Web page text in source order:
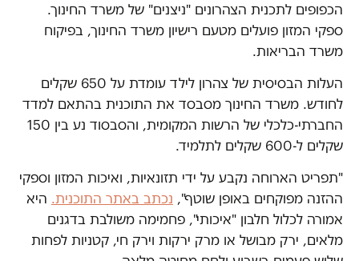
הכפופים לתכנית הצהרונים "ניצנים" של משרד החינוך.
ספקי המזון פועלים מטעם רישיון משרד החינוך, בפיקוח
משרד הבריאות.
העלות הבסיסית של צהרון לילד עומדת על 650 שקלים
לחודש. משרד החינוך מסבסד את התוכנית בהתאם למדד
החברתי-כלכלי של הרשות המקומית, והסבסוד נע בין 150
שקלים ל-600 שקלים לתלמיד.
"תפריט הארוחה נקבע על ידי תזונאיות, ואיכות המזון וספקי
ההזנה מפוקחים באופן שוטף", נכתב באתר התוכנית. היא
אמורה לכלול חלבון "איכותי", פחמימה משולבת בדגנים
מלאים, ירק מבושל או מרק ירקות וירק חי, קטניות לפחות